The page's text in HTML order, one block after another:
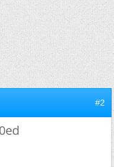
#2